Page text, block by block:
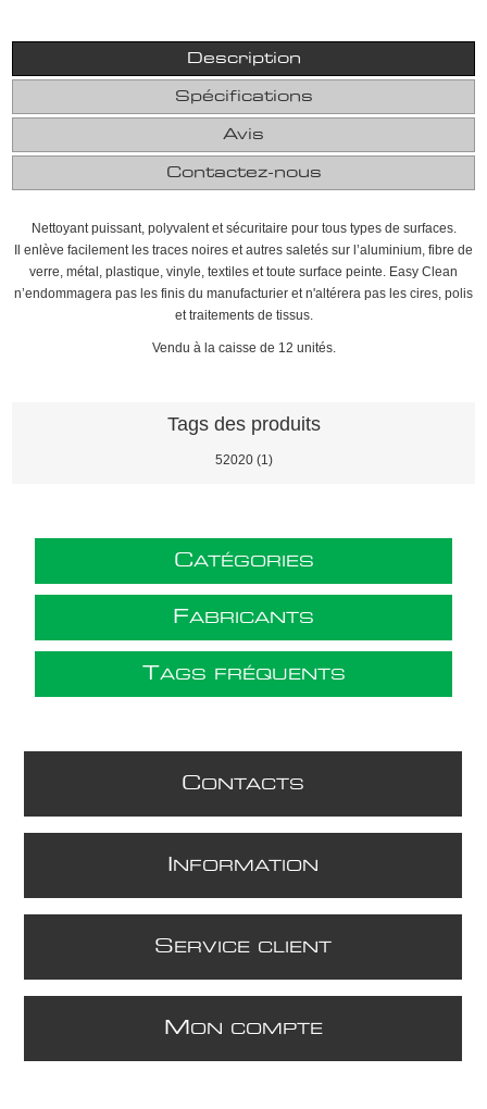
Description
Spécifications
Avis
Contactez-nous
Nettoyant puissant, polyvalent et sécuritaire pour tous types de surfaces.
Il enlève facilement les traces noires et autres saletés sur l’aluminium, fibre de
verre, métal, plastique, vinyle, textiles et toute surface peinte. Easy Clean
n’endommagera pas les finis du manufacturier et n'altérera pas les cires, polis
et traitements de tissus.
Vendu à la caisse de 12 unités.
Tags des produits
52020 (1)
CATÉGORIES
FABRICANTS
TAGS FRÉQUENTS
CONTACTS
NFORMATION
S ERVICE CLIENT
M ON COMPTE